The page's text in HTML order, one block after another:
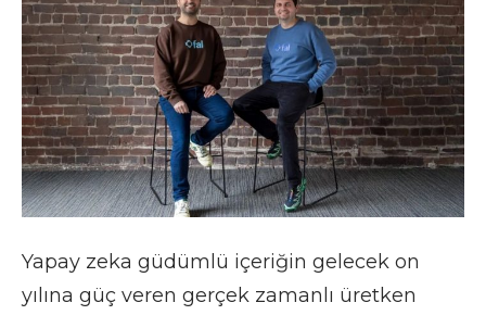
Yapay zeka güdümlü içeriğin gelecek on
yılına güç veren gerçek zamanlı üretken